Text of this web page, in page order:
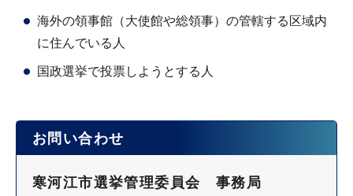
海外の領事館（大使館や総領事）の管轄する区域内
に住んでいる人
国政選挙で投票しようとする人
お問い合わせ
寒河江市選挙管理委員会 事務局